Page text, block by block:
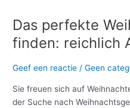
Das perfekte
finden: reichlich
Geef een reactie /Geen
Sie freuen sich auf
der Suche nach